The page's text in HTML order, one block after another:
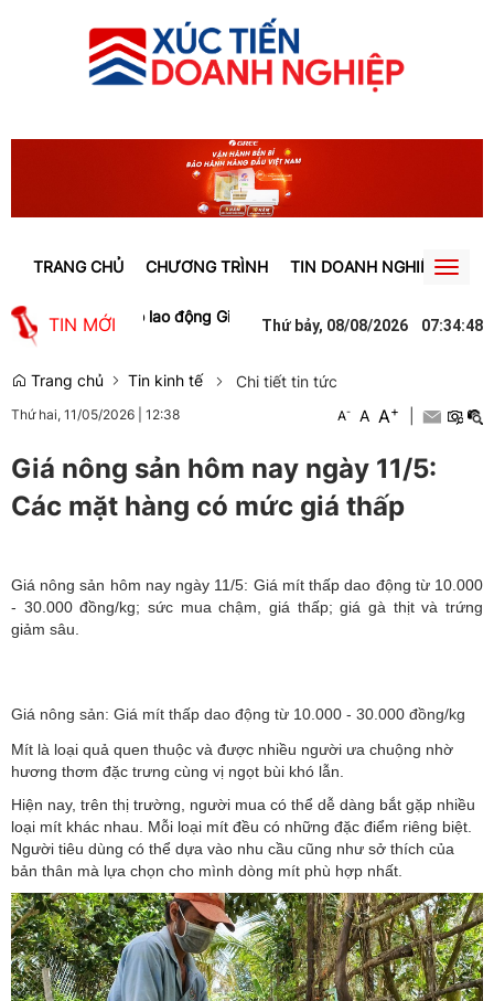
TRANG CHỦ CHƯƠNG TRÌNH TIN DOANH NGHIỆP Toggle
TIN MỚI
việc làm cho lao động Gia Lai Người phụ nữ ở Hưng Yên suýt
Thứ bảy, 08/08/2026 07:34:49
Trang chủ Tin kinh tế Chi tiết tin tức
Thứ hai, 11/05/2026 12:38 A- A A+
Giá nông sản hôm nay ngày 11/5:
Các mặt hàng có mức giá thấp
Giá nông sản hôm nay ngày 11/5: Giá mít thấp dao động từ 10.000
- 30.000 đồng/kg; sức mua chậm, giá thấp; giá gà thịt và trứng
giảm sâu.
Giá nông sản: Giá mít thấp dao động từ 10.000 - 30.000 đồng/kg
Mít là loại quả quen thuộc và được nhiều người ưa chuộng nhờ
hương thơm đặc trưng cùng vị ngọt bùi khó lẫn.
Hiện nay, trên thị trường, người mua có thể dễ dàng bắt gặp nhiều
loại mít khác nhau. Mỗi loại mít đều có những đặc điểm riêng biệt.
Người tiêu dùng có thể dựa vào nhu cầu cũng như sở thích của
bản thân mà lựa chọn cho mình dòng mít phù hợp nhất.